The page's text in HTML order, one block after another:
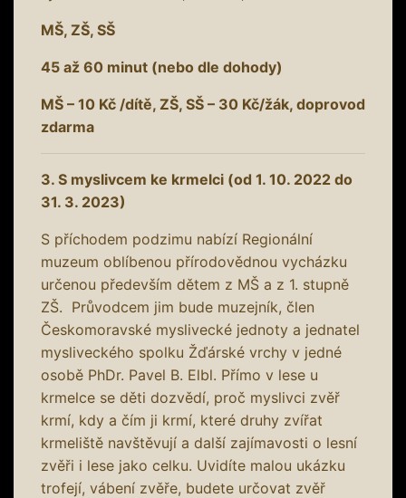
MŠ, ZŠ, SŠ
45 až 60 minut (nebo dle dohody)
MŠ – 10 Kč /dítě, ZŠ, SŠ – 30 Kč/žák, doprovod
zdarma
3. S myslivcem ke krmelci (od 1. 10. 2022 do
31. 3. 2023)
S příchodem podzimu nabízí Regionální
muzeum oblíbenou přírodovědnou vycházku
určenou především dětem z MŠ a z 1. stupně
ZŠ. Průvodcem jim bude muzejník, člen
Českomoravské myslivecké jednoty a jednatel
mysliveckého spolku Žďárské vrchy v jedné
osobě PhDr. Pavel B. Elbl. Přímo v lese u
krmelce se děti dozvědí, proč myslivci zvěř
krmí, kdy a čím ji krmí, které druhy zvířat
krmeliště navštěvují a další zajímavosti o lesní
zvěři i lese jako celku. Uvidíte malou ukázku
trofejí, vábení zvěře, budete určovat zvěř